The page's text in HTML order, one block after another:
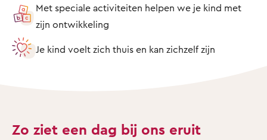
Met speciale activiteiten helpen we je kind met
zijn ontwikkeling
Je kind voelt zich thuis en kan zichzelf zijn
Zo ziet een dag bij ons eruit